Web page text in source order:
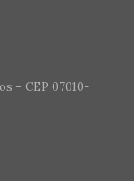
– CEP 07010-